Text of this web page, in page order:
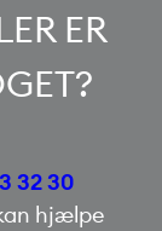
ER
32 30
hjælpe